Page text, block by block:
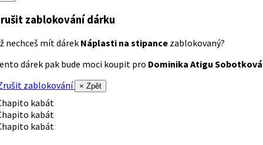
zablokování dárku
nechceš mít dárek Náplasti na stipance zablokovaný?
dárek pak bude moci koupit pro Dominika Atigu Sobotková
zablokování
× Zpět